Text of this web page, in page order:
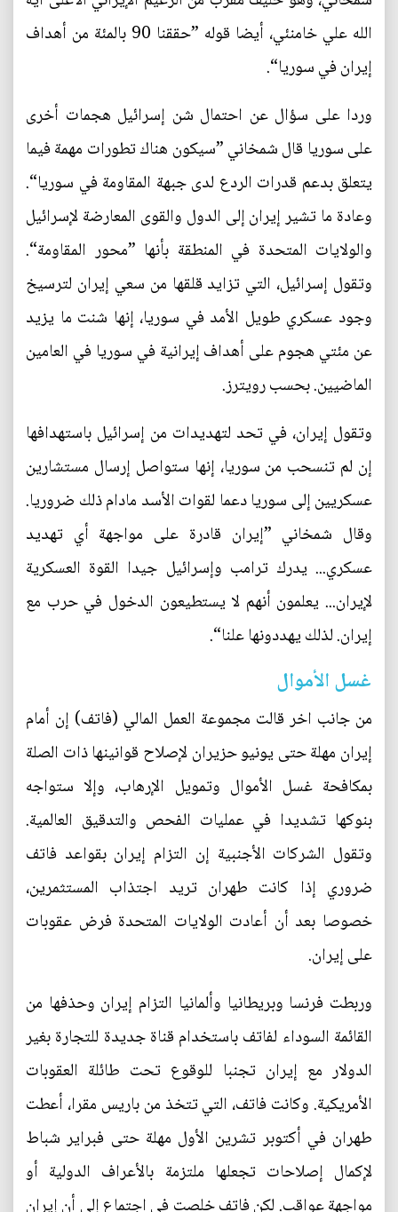
الله علي خامنئي، أيضا قوله ”حققنا 90 بالمئة من أهداف
إيران في سوريا“.
وردا على سؤال عن احتمال شن إسرائيل هجمات أخرى
على سوريا قال شمخاني ”سيكون هناك تطورات مهمة فيما
يتعلق بدعم قدرات الردع لدى جبهة المقاومة في سوريا“.
وعادة ما تشير إيران إلى الدول والقوى المعارضة لإسرائيل
والولايات المتحدة في المنطقة بأنها ”محور المقاومة“.
وتقول إسرائيل، التي تزايد قلقها من سعي إيران لترسيخ
وجود عسكري طويل الأمد في سوريا، إنها شنت ما يزيد
عن مئتي هجوم على أهداف إيرانية في سوريا في العامين
الماضيين. بحسب رويترز.
وتقول إيران، في تحد لتهديدات من إسرائيل باستهدافها
إن لم تنسحب من سوريا، إنها ستواصل إرسال مستشارين
عسكريين إلى سوريا دعما لقوات الأسد مادام ذلك ضروريا.
وقال شمخاني ”إيران قادرة على مواجهة أي تهديد
عسكري... يدرك ترامب وإسرائيل جيدا القوة العسكرية
لإيران... يعلمون أنهم لا يستطيعون الدخول في حرب مع
إيران. لذلك يهددونها علنا“.
غسل الأموال
من جانب اخر قالت مجموعة العمل المالي (فاتف) إن أمام
إيران مهلة حتى يونيو حزيران لإصلاح قوانينها ذات الصلة
بمكافحة غسل الأموال وتمويل الإرهاب، وإلا ستواجه
بنوكها تشديدا في عمليات الفحص والتدقيق العالمية.
وتقول الشركات الأجنبية إن التزام إيران بقواعد فاتف
ضروري إذا كانت طهران تريد اجتذاب المستثمرين،
خصوصا بعد أن أعادت الولايات المتحدة فرض عقوبات
على إيران.
وربطت فرنسا وبريطانيا وألمانيا التزام إيران وحذفها من
القائمة السوداء لفاتف باستخدام قناة جديدة للتجارة بغير
الدولار مع إيران تجنبا للوقوع تحت طائلة العقوبات
الأمريكية. وكانت فاتف، التي تتخذ من باريس مقرا، أعطت
طهران في أكتوبر تشرين الأول مهلة حتى فبراير شباط
لإكمال إصلاحات تجعلها ملتزمة بالأعراف الدولية أو